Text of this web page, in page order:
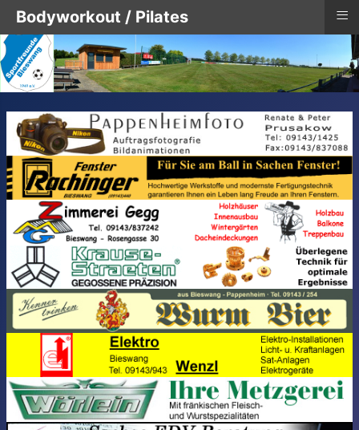
Bodyworkout / Pilates ≡